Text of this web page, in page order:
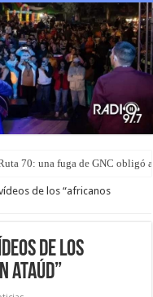
70: una fuga de GNC obligó
de los “africanos
de los
ataúd”